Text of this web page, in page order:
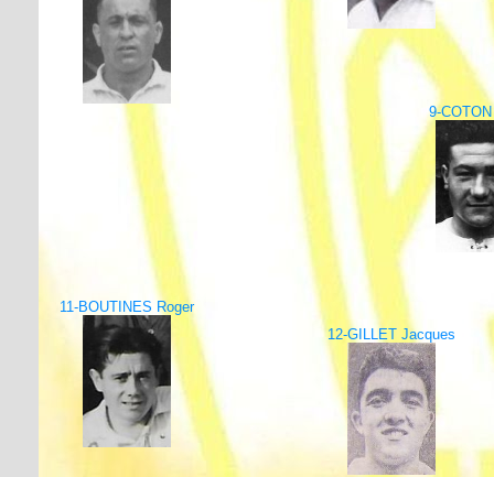
9-
11-BOUTINES Roger
12-GILLET Jacques